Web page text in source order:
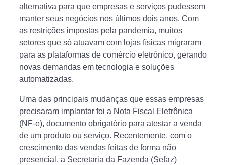
alternativa para que empresas e serviços pudessem
manter seus negócios nos últimos dois anos. Com
as restrições impostas pela pandemia, muitos
setores que só atuavam com lojas físicas migraram
para as plataformas de comércio eletrônico, gerando
novas demandas em tecnologia e soluções
automatizadas.
Uma das principais mudanças que essas empresas
precisaram implantar foi a Nota Fiscal Eletrônica
(NF-e), documento obrigatório para atestar a venda
de um produto ou serviço. Recentemente, com o
crescimento das vendas feitas de forma não
presencial, a Secretaria da Fazenda (Sefaz)